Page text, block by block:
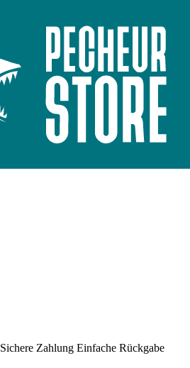
Sichere Zahlung Einfache Rückgabe